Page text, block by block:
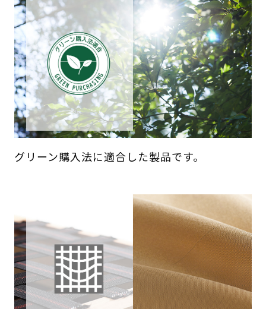
グリーン購入法に適合した製品です。